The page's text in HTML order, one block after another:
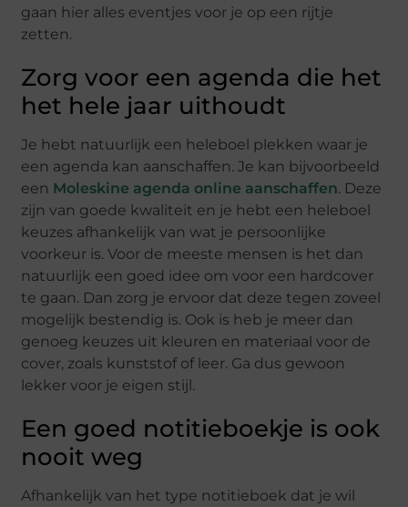
gaan hier alles eventjes voor je op een rijtje
zetten.
Zorg voor een agenda die het
het hele jaar uithoudt
Je hebt natuurlijk een heleboel plekken waar je
een agenda kan aanschaffen. Je kan bijvoorbeeld
een Moleskine agenda online aanschaffen. Deze
zijn van goede kwaliteit en je hebt een heleboel
keuzes afhankelijk van wat je persoonlijke
voorkeur is. Voor de meeste mensen is het dan
natuurlijk een goed idee om voor een hardcover
te gaan. Dan zorg je ervoor dat deze tegen zoveel
mogelijk bestendig is. Ook is heb je meer dan
genoeg keuzes uit kleuren en materiaal voor de
cover, zoals kunststof of leer. Ga dus gewoon
lekker voor je eigen stijl.
Een goed notitieboekje is ook
nooit weg
Afhankelijk van het type notitieboek dat je wil